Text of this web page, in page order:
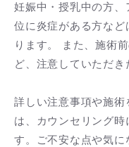
妊娠中・授乳中の方、
位に炎症がある方など
ります。 また、施術
ど、注意していただき
詳しい注意事項や施術
は、カウンセリング時
す。ご不安な点や気